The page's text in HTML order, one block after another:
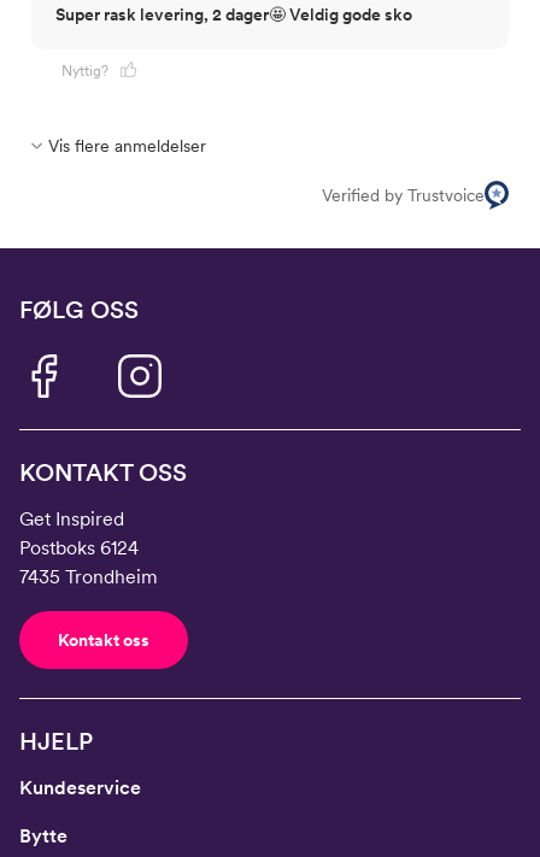
Super rask levering, 2 dager🤩 Veldig gode sko
Nyttig?
Vis flere anmeldelser
Verified by Trustvoice
FØLG OSS
KONTAKT OSS
Get Inspired
Postboks 6124
7435 Trondheim
Kontakt oss
HJELP
Kundeservice
Bytte